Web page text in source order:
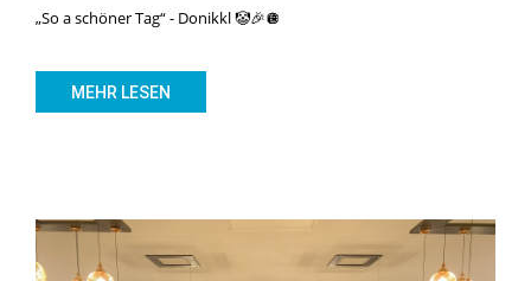
„So a schöner Tag“ - Donikkl 🤡🎉🪩
MEHR LESEN